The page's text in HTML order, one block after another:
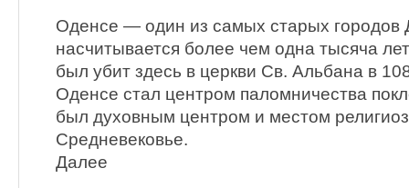
Оденсе — один из самых старых городов
насчитывается более чем одна тысяча
был убит здесь в церкви Св. Альбана в
Оденсе стал центром паломничества
был духовным центром и местом
Средневековье.
Далее